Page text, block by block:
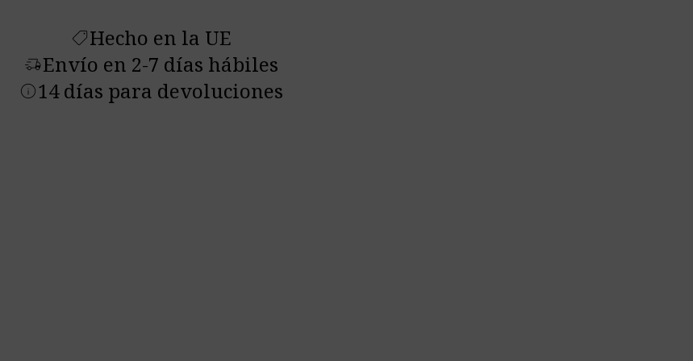
shoppingmodeHecho en la UE
delivery_truck_speedEnvío en 2-7 días hábiles
info14 días para devoluciones